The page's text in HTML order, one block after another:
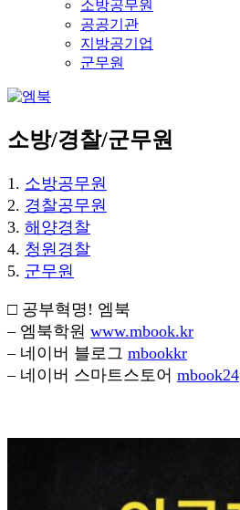
소방공무원
공공기관
지방공기업
군무원
소방/경찰/군무원
1. 소방공무원
2. 경찰공무원
3. 해양경찰
4. 청원경찰
5. 군무원
□ 공부혁명! 엠북
– 엠북학원 www.mbook.kr
– 네이버 블로그 mbookkr
– 네이버 스마트스토어 mbook24